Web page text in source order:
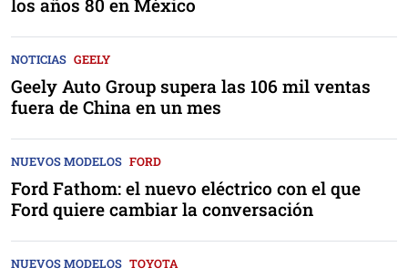
los años 80 en México
NOTICIAS GEELY
Geely Auto Group supera las 106 mil ventas
fuera de China en un mes
NUEVOS MODELOS FORD
Ford Fathom: el nuevo eléctrico con el que
Ford quiere cambiar la conversación
NUEVOS MODELOS TOYOTA